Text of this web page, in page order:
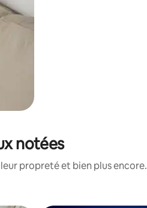
notées
propreté et bien plus encore.